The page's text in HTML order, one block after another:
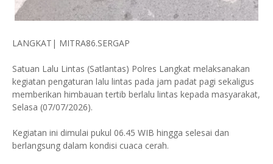
LANGKAT| MITRA86.SERGAP
Satuan Lalu Lintas (Satlantas) Polres Langkat melaksanakan
kegiatan pengaturan lalu lintas pada jam padat pagi sekaligus
memberikan himbauan tertib berlalu lintas kepada masyarakat,
Selasa (07/07/2026).
Kegiatan ini dimulai pukul 06.45 WIB hingga selesai dan
berlangsung dalam kondisi cuaca cerah.